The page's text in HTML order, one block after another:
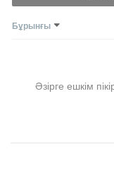
Бұрынғы
Әзірге ешкім